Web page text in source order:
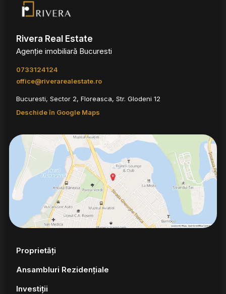
Rivera Real Estate
Agenție imobiliară Bucuresti
0733124124
office@riverarealestate.ro
Bucuresti, Sector 2, Floreasca, Str. Glodeni 12
Deschide în Google Maps
Proprietăți
Ansambluri Rezidențiale
Investiții